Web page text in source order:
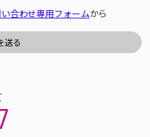
合わせ専用フォームから